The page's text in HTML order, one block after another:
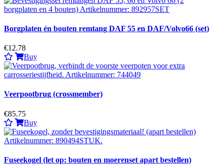
Borgplaten én bouten remtang DAF 55 en DAF/Volvo66 (set)
€12.78
Buy
Veerpootbrug (crossmember)
€85.75
Buy
Fuseekogel (let op: bouten en moerenset apart bestellen)